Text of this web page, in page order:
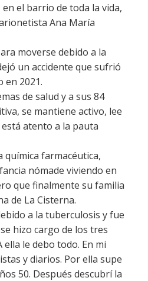
el barrio de toda la vida,
Ana María
moverse debido a la
un accidente que sufrió
en 2021.
de salud y a sus 84
se mantiene activo, lee
atento a la pauta
farmacéutica,
nómade viviendo en
que finalmente su familia
de La Cisterna.
a la tuberculosis y fue
hizo cargo de los tres
le debo todo. En mi
y diarios. Por ella supe
50. Después descubrí la